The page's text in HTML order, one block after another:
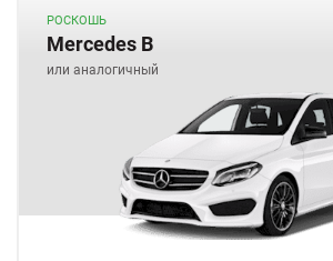
РОСКОШЬ
Mercedes B
или аналогичный